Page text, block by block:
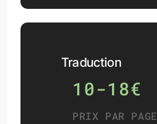
Traduction
10-18€
PRIX PAR PAGE